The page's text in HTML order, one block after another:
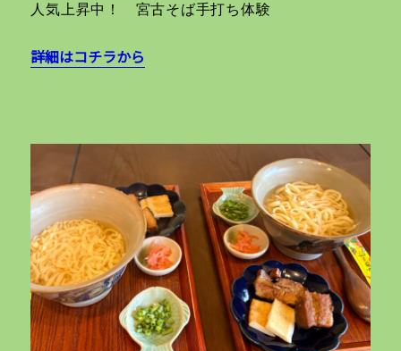
人気上昇中！ 宮古そば手打ち体験
詳細はコチラから